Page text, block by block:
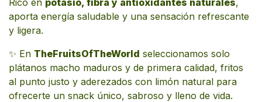
Rico en potasio, fibra y antioxidantes naturales,
aporta energía saludable y una sensación refrescante
y ligera.
✨ En TheFruitsOfTheWorld seleccionamos solo
plátanos macho maduros y de primera calidad, fritos
al punto justo y aderezados con limón natural para
ofrecerte un snack único, sabroso y lleno de vida.